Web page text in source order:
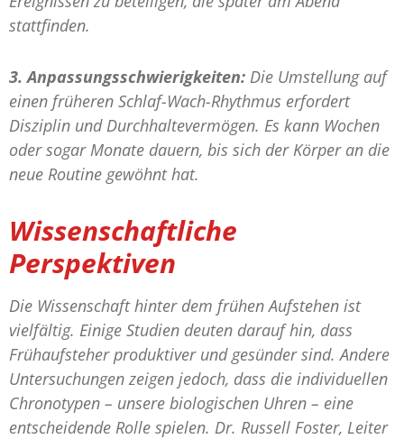
stattfinden.
3. Anpassungsschwierigkeiten: Die Umstellung auf
einen früheren Schlaf-Wach-Rhythmus erfordert
Disziplin und Durchhaltevermögen. Es kann Wochen
oder sogar Monate dauern, bis sich der Körper an die
neue Routine gewöhnt hat.
Wissenschaftliche
Perspektiven
Die Wissenschaft hinter dem frühen Aufstehen ist
vielfältig. Einige Studien deuten darauf hin, dass
Frühaufsteher produktiver und gesünder sind. Andere
Untersuchungen zeigen jedoch, dass die individuellen
Chronotypen – unsere biologischen Uhren – eine
entscheidende Rolle spielen. Dr. Russell Foster, Leiter